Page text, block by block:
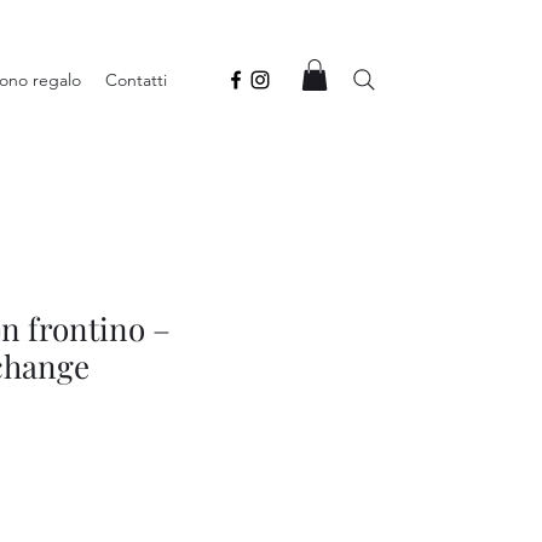
regalo Contatti
frontino –